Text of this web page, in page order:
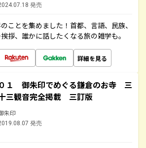
発売
ことを集めました！首都、言語、民族、
拶、誰かに話したくなる旅の雑学も。
詳細を見る
０１ 御朱印でめぐる鎌倉のお寺 三
三観音完全掲載 三訂版
朱印
発売